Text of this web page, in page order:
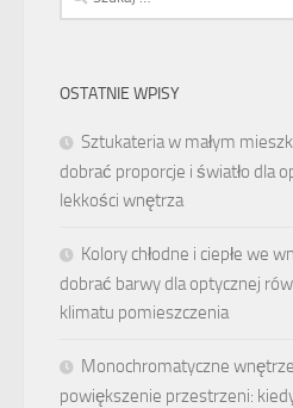
OSTATNIE WPISY
Sztukateria w małym
dobrać proporcje i światło dla
lekkości wnętrza
Kolory chłodne i ciepłe we
dobrać barwy dla optycznej
klimatu pomieszczenia
Monochromatyczne
powiększenie przestrzeni: